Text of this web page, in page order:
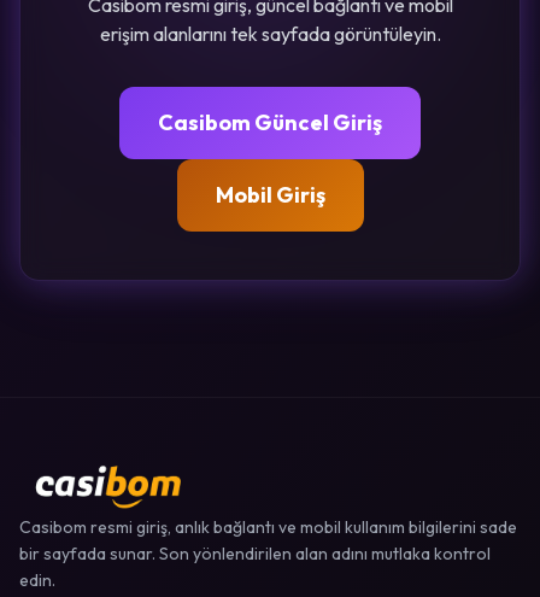
Casibom resmi giriş, güncel bağlantı ve mobil
erişim alanlarını tek sayfada görüntüleyin.
Casibom Güncel Giriş
Mobil Giriş
Casibom resmi giriş, anlık bağlantı ve mobil kullanım bilgilerini sade
bir sayfada sunar. Son yönlendirilen alan adını mutlaka kontrol
edin.